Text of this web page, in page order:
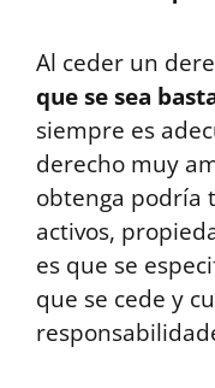
Al ceder un
que se sea
siempre es
derecho muy
obtenga podría
activos,
es que se
que se cede y